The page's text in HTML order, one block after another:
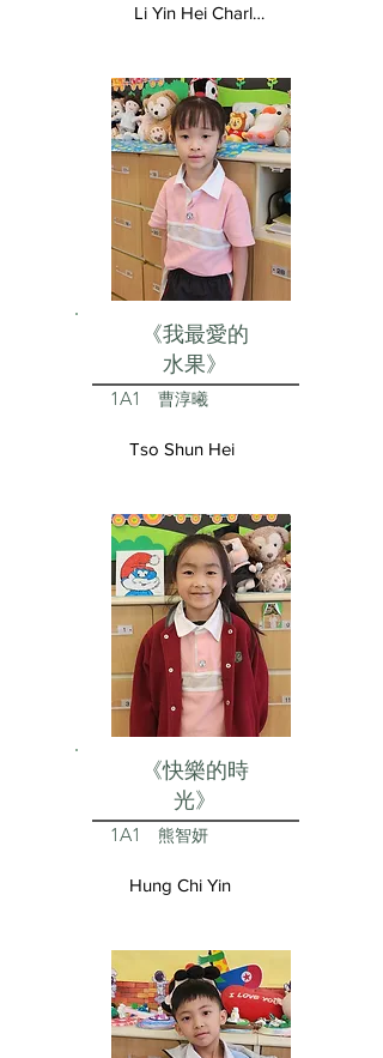
Li Yin Hei Charlotte
《我最愛的
水果》
1A1 曹淳曦
Tso Shun Hei
《快樂的時
光》
1A1 熊智妍
Hung Chi Yin